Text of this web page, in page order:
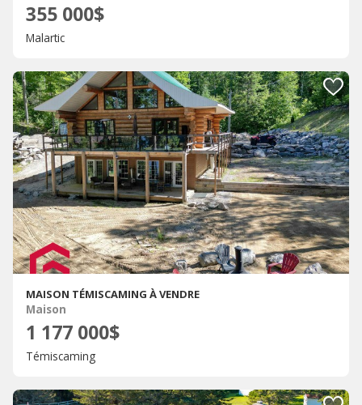
355 000$
Malartic
MAISON TÉMISCAMING À VENDRE
Maison
1 177 000$
Témiscaming